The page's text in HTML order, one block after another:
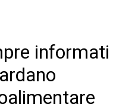
informati